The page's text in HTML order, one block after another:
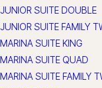
JUNIOR SUITE DOUBLE
JUNIOR SUITE FAMILY
MARINA SUITE KING
MARINA SUITE QUAD
MARINA SUITE FAMILY